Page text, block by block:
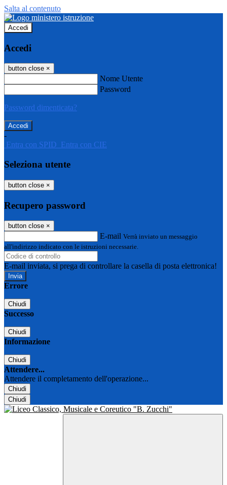
Salta al contenuto
Accedi
Accedi
button close ×
Nome Utente
Password
Password dimenticata?
-
Entra con SPID Entra con CIE
Seleziona utente
button close ×
Recupero password
button close ×
E-mail Verrà inviato un messaggio
all'indirizzo indicato con le istruzioni necessarie.
E-mail inviata, si prega di controllare la casella di posta elettronica!
Errore
Chiudi
Successo
Chiudi
Informazione
Chiudi
Attendere...
Attendere il completamento dell'operazione...
Chiudi
Chiudi